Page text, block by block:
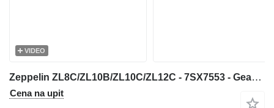
VIDEO
Zeppelin ZL8C/ZL10B/ZL10C/ZL12C - 7SX7553 - Gearpump zupčasta pumpa za prednjeg utovarivača
Cena na upit